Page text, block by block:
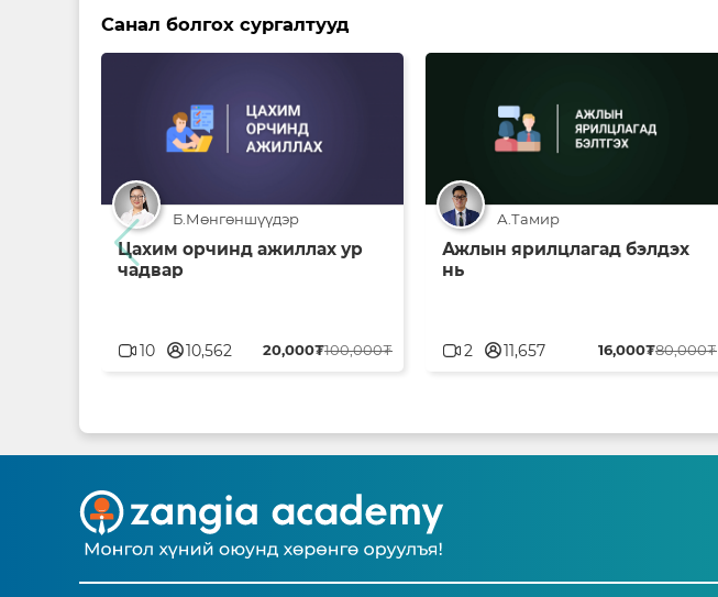
Санал болгох сургалтууд
Б.Мөнгөншүүдэр
Цахим орчинд ажиллах ур
чадвар
20,000₮100,000₮
10 userblank10,562
А.Тамир
Ажлын ярилцлагад бэлдэх
нь
16,000₮80,000₮
2 userblank11,657